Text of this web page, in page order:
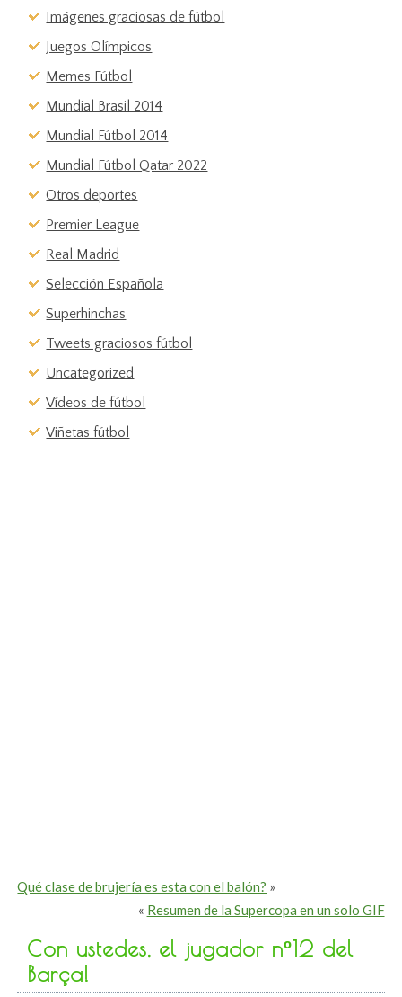
Imágenes graciosas de fútbol
Juegos Olímpicos
Memes Fútbol
Mundial Brasil 2014
Mundial Fútbol 2014
Mundial Fútbol Qatar 2022
Otros deportes
Premier League
Real Madrid
Selección Española
Superhinchas
Tweets graciosos fútbol
Uncategorized
Vídeos de fútbol
Viñetas fútbol
Qué clase de brujería es esta con el balón? »
« Resumen de la Supercopa en un solo GIF
Con ustedes, el jugador nº12 del
Barça!